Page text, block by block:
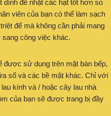
dính để nhặt các hạt tốt hơn so
viên của bạn có thể làm sạch
để mà không cần phải mang
công việc khác.
được sử dụng trên mặt bàn bếp,
sổ và các bề mặt khác. Chỉ với
kính và / hoặc cây lau nhà
của bạn sẽ được trang bị đầy